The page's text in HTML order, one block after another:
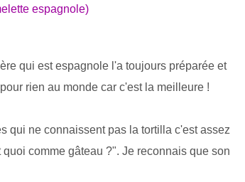
qui est espagnole l'a toujours préparée et
rien au monde car c'est la meilleure !
qui ne connaissent pas la tortilla c'est assez
comme gâteau ?". Je reconnais que son